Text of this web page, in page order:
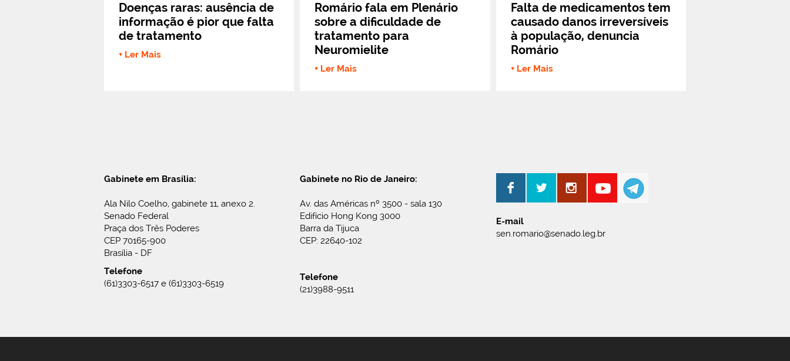
Doenças raras: ausência de
informação é pior que falta
de tratamento
+ Ler Mais
Romário fala em Plenário
sobre a dificuldade de
tratamento para
Neuromielite
+ Ler Mais
Falta de medicamentos tem
causado danos irreversíveis
à população, denuncia
Romário
+ Ler Mais
Gabinete em Brasília:
Ala Nilo Coelho, gabinete 11, anexo 2.
Senado Federal
Praça dos Três Poderes
CEP 70165-900
Brasília - DF
Telefone
(61)3303-6517 e (61)3303-6519
Gabinete no Rio de Janeiro:
Av. das Américas nº 3500 - sala 130
Edifício Hong Kong 3000
Barra da Tijuca
CEP: 22640-102
Telefone
(21)3988-9511
E-mail
sen.romario@senado.leg.br